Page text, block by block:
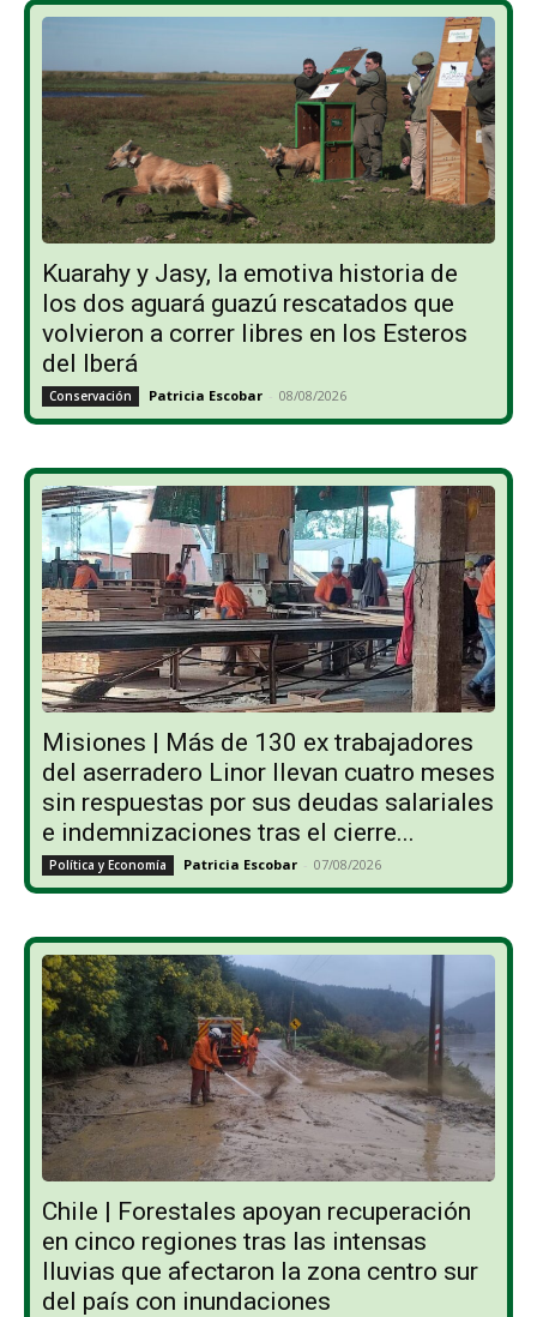
Kuarahy y Jasy, la emotiva historia de
los dos aguará guazú rescatados que
volvieron a correr libres en los Esteros
del Iberá
Conservación Patricia Escobar - 08/08/2026
Misiones | Más de 130 ex trabajadores
del aserradero Linor llevan cuatro meses
sin respuestas por sus deudas salariales
e indemnizaciones tras el cierre...
Política y Economía Patricia Escobar - 07/08/2026
Chile | Forestales apoyan recuperación
en cinco regiones tras las intensas
lluvias que afectaron la zona centro sur
del país con inundaciones